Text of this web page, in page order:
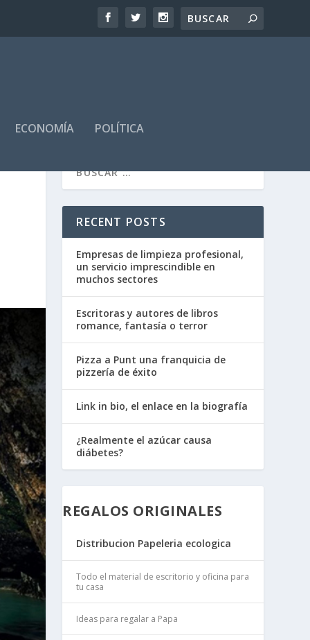
ECONOMÍA POLÍTICA
RECENT POSTS
Empresas de limpieza profesional,
un servicio imprescindible en
muchos sectores
Escritoras y autores de libros
romance, fantasía o terror
Pizza a Punt una franquicia de
pizzería de éxito
Link in bio, el enlace en la biografía
¿Realmente el azúcar causa
diábetes?
REGALOS ORIGINALES
Distribucion Papeleria ecologica
Todo el material de escritorio y oficina para
tu casa
Ideas para regalar a Papa